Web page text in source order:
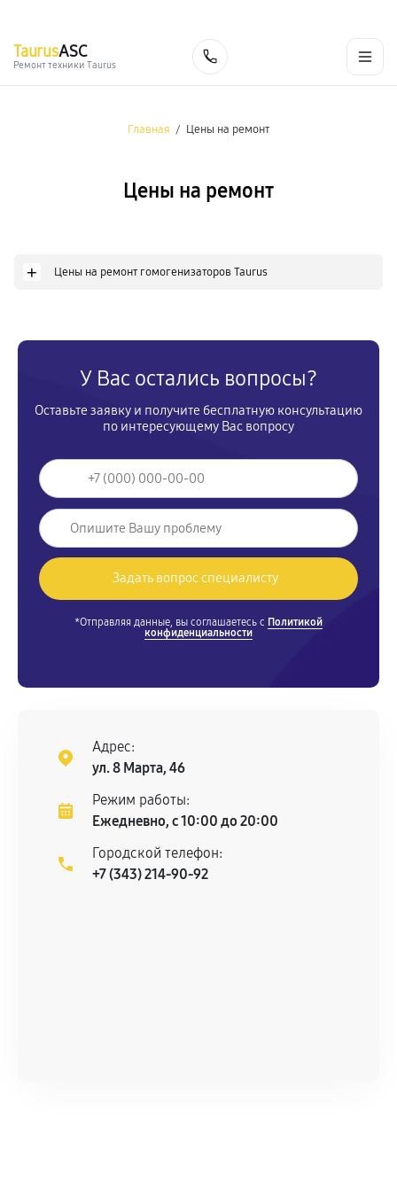
TaurusASC
Ремонт техники Taurus
Главная / Цены на ремонт
Цены на ремонт
+ Цены на ремонт гомогенизаторов Taurus
У Вас остались вопросы?
Оставьте заявку и получите бесплатную консультацию
по интересующему Вас вопросу
*Отправляя данные, вы соглашаетесь с Политикой
конфиденциальности
Адрес:
ул. 8 Марта, 46
Режим работы:
Ежедневно, с 10:00 до 20:00
Городской телефон:
+7 (343) 214-90-92